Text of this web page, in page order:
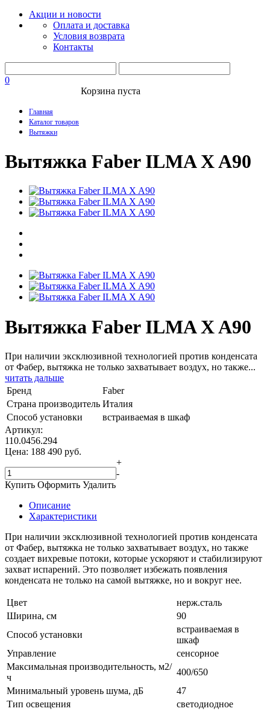
Акции и новости
Оплата и доставка
Условия возврата
Контакты
0
Корзина пуста
Главная
Каталог товаров
Вытяжки
Вытяжка Faber ILMA X A90
Вытяжка Faber ILMA X A90
При наличии эксклюзивной технологией против конденсата
от Фабер, вытяжка не только захватывает воздух, но также...
читать дальше
Бренд
Faber
Страна производитель Италия
Способ установки
встраиваемая в шкаф
Артикул:
110.0456.294
Цена: 188 490 руб.
+
-
Купить Оформить Удалить
Описание
Характеристики
При наличии эксклюзивной технологией против конденсата
от Фабер, вытяжка не только захватывает воздух, но также
создает вихревые потоки, которые ускоряют и стабилизируют
захват испарений. Это позволяет избежать появления
конденсата не только на самой вытяжке, но и вокруг нее.
Цвет
нерж.сталь
Ширина, см
90
Способ установки
встраиваемая в
шкаф
Управление
сенсорное
Максимальная производительность, м2/
ч
400/650
Минимальный уровень шума, дБ
47
Тип освещения
светодиодное